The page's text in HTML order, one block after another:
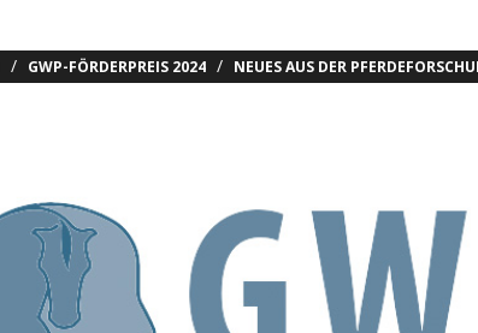
/ GWP-FÖRDERPREIS 2024 / NEUES AUS DER